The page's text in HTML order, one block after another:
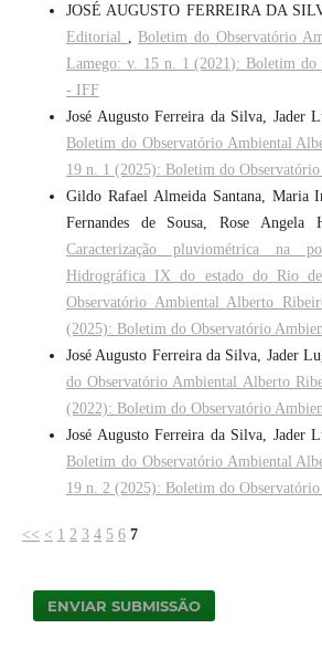
JOSÉ AUGUSTO FERREIRA DA
Editorial
Boletim do Observatório
Lamego: v. 15 n. 1 (2021): Boletim do
- IFF
José Augusto Ferreira da Silva, Jader
Boletim do Observatório Ambiental
19 n. 1 (2025): Boletim do
Gildo Rafael Almeida Santana, Maria
Fernandes de Sousa, Rose Angela
Caracterização pluviométrica na
Hidrográfica IX do estado do Rio
Observatório Ambiental Alberto
(2025): Boletim do Observatório
José Augusto Ferreira da Silva, Jader
do Observatório Ambiental Alberto
(2022): Boletim do Observatório
José Augusto Ferreira da Silva, Jader
Boletim do Observatório Ambiental
19 n. 2 (2025): Boletim do
<< < 1 2 3 4 5 6 7
ENVIAR SUBMISSÃO